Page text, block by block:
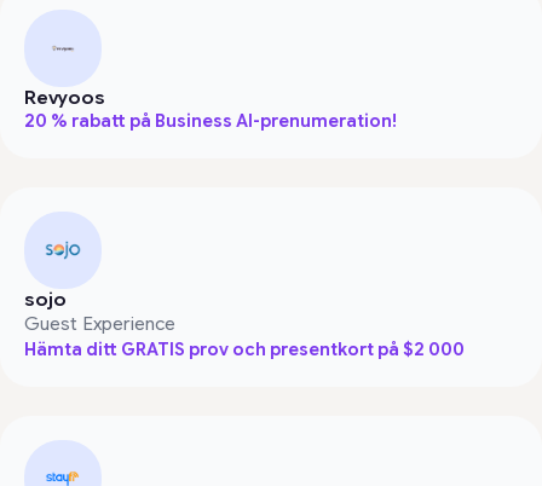
Revyoos
20 % rabatt på Business AI-prenumeration!
sojo
Guest Experience
Hämta ditt GRATIS prov och presentkort på $2 000